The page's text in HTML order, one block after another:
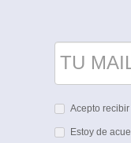
Acepto
Estoy de